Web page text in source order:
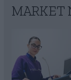
MARKET